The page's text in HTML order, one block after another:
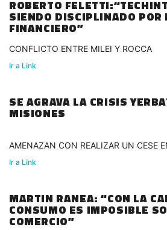
ROBERTO
SIENDO DISCIPLINADO POR
FINANCIERO”
CONFLICTO ENTRE MILEI Y ROCCA
Ir a Link
SE AGRAVA LA CRISIS
MISIONES
AMENAZAN CON REALIZAR UN CESE
2026
Ir a Link
MARTIN RANEA: “CON LA
CONSUMO ES IMPOSIBLE
COMERCIO”